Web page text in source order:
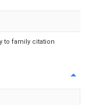
to family citation